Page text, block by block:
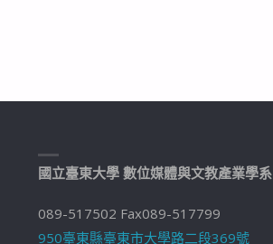
國立臺東大學 數位媒體與文教產業學系
089-517502 Fax089-517799
950臺東縣臺東市大學路二段369號